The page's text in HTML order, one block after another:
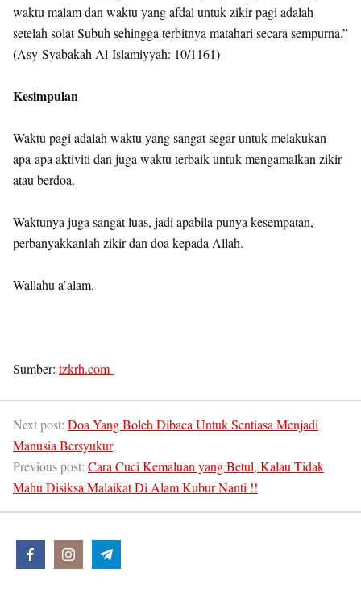
waktu malam dan waktu yang afdal untuk zikir pagi adalah
setelah solat Subuh sehingga terbitnya matahari secara sempurna.”
(Asy-Syabakah Al-Islamiyyah: 10/1161)
Kesimpulan
Waktu pagi adalah waktu yang sangat segar untuk melakukan
apa-apa aktiviti dan juga waktu terbaik untuk mengamalkan zikir
atau berdoa.
Waktunya juga sangat luas, jadi apabila punya kesempatan,
perbanyakkanlah zikir dan doa kepada Allah.
Wallahu a’alam.
Sumber: tzkrh.com
Next post: Doa Yang Boleh Dibaca Untuk Sentiasa Menjadi
Manusia Bersyukur
Previous post: Cara Cuci Kemaluan yang Betul, Kalau Tidak
Mahu Disiksa Malaikat Di Alam Kubur Nanti !!